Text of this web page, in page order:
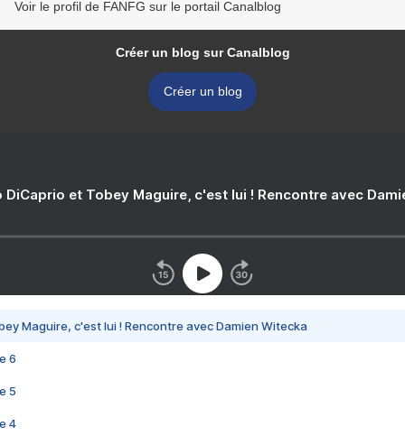
Voir le profil de FANFG sur le portail Canalblog
Créer un blog sur Canalblog
Créer un blog
DiCaprio et Tobey Maguire, c'est lui ! Rencontre avec
Maguire, c'est lui ! Rencontre avec Damien Witecka
6
5
4